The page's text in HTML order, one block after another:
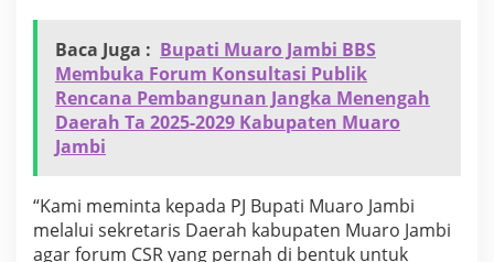
a
u
F
o
r
S
R
Baca Juga : Bupati Muaro Jambi BBS
Membuka Forum Konsultasi Publik
Rencana Pembangunan Jangka Menengah
Daerah Ta 2025-2029 Kabupaten Muaro
Jambi
“Kami meminta kepada PJ Bupati Muaro Jambi
melalui sekretaris Daerah kabupaten Muaro Jambi
agar forum CSR yang pernah di bentuk untuk